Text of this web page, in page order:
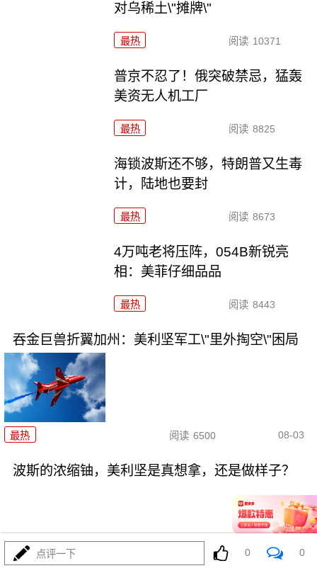
对乌稀土\"摊牌\"
最热 阅读 10371
普京不忍了！俄突破禁忌，猛轰
美资无人机工厂
最热 阅读 8825
海锁波斯还不够，特朗普又生毒
计，陆地也要封
最热 阅读 8673
4万吨老将压阵，054B新锐亮
相：美菲仔细品品
最热 阅读 8443
吞金巨兽折翼加州：美利坚军工\"里外掏空\"困局
最热 阅读 6500 08-03
波斯的浓缩铀，美利坚是真想拿，还是做样子？
最热 阅读 4443
点评一下 0 0